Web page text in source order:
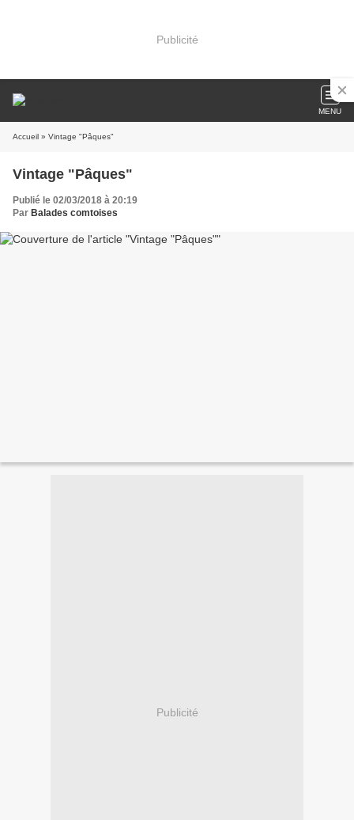
Publicité
MENU
Accueil » Vintage "Pâques"
Vintage "Pâques"
Publié le 02/03/2018 à 20:19
Par Balades comtoises
Publicité